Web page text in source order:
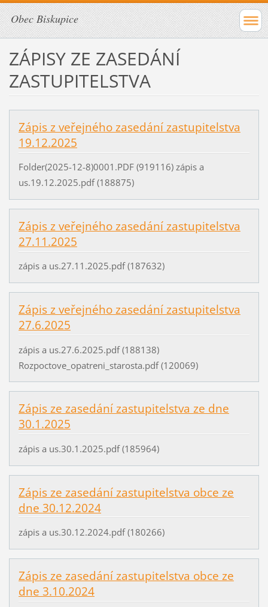
Obec Biskupice
ZÁPISY ZE ZASEDÁNÍ
ZASTUPITELSTVA
Zápis z veřejného zasedání zastupitelstva
19.12.2025
Folder(2025-12-8)0001.PDF (919116) zápis a
us.19.12.2025.pdf (188875)
Zápis z veřejného zasedání zastupitelstva
27.11.2025
zápis a us.27.11.2025.pdf (187632)
Zápis z veřejného zasedání zastupitelstva
27.6.2025
zápis a us.27.6.2025.pdf (188138)
Rozpoctove_opatreni_starosta.pdf (120069)
Zápis ze zasedání zastupitelstva ze dne
30.1.2025
zápis a us.30.1.2025.pdf (185964)
Zápis ze zasedání zastupitelstva obce ze
dne 30.12.2024
zápis a us.30.12.2024.pdf (180266)
Zápis ze zasedání zastupitelstva obce ze
dne 3.10.2024